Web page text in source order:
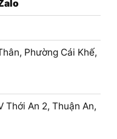
Phường Cái Khế,
Thới An 2, Thuận An,